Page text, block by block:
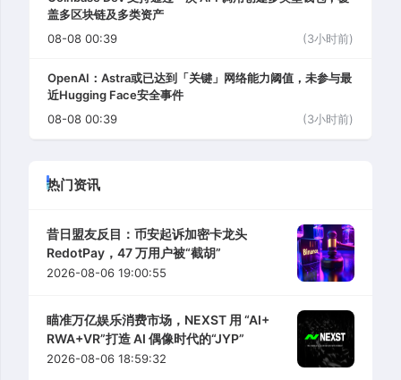
盖多区块链及多类资产
08-08 00:39
(3小时前)
OpenAI：Astra或已达到「关键」网络能力阈值，未参与最
近Hugging Face安全事件
08-08 00:39
(3小时前)
热门资讯
昔日盟友反目：币安起诉加密卡龙头
RedotPay，47 万用户被“截胡”
2026-08-06 19:00:55
瞄准万亿娱乐消费市场，NEXST 用 “AI+
RWA+VR”打造 AI 偶像时代的“JYP”
2026-08-06 18:59:32